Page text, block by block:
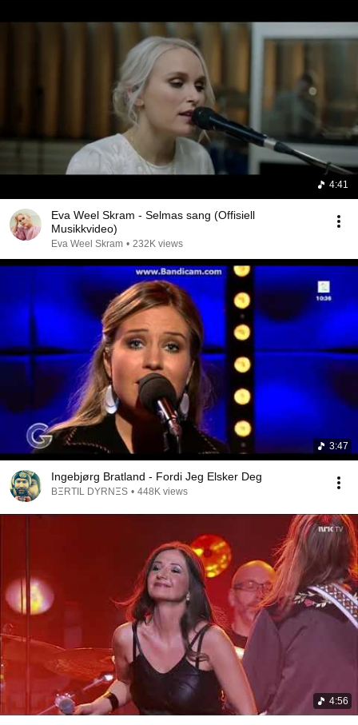
4:41
Eva Weel Skram - Selmas sang (Offisiell
Musikkvideo)
Eva Weel Skram • 232K views
3:47
Ingebjørg Bratland - Fordi Jeg Elsker Deg
BΞRTIL DYRNΞS • 448K views
4:56